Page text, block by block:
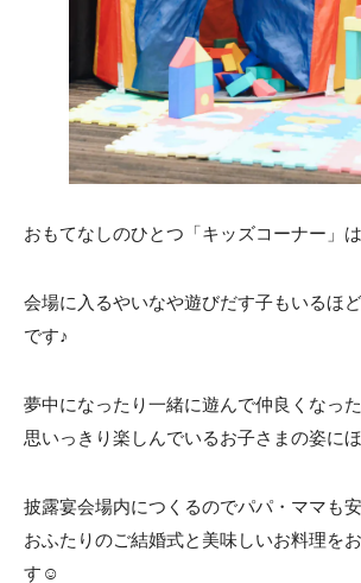
千草ホテル公式サイト
»プライバシーポリシー
おもてなしのひとつ「キッズコーナー」は
会場に入るやいなや遊びだす子もいるほ
です♪
夢中になったり一緒に遊んで仲良くなっ
思いっきり楽しんでいるお子さまの姿に
披露宴会場内につくるのでパパ・ママも
おふたりのご結婚式と美味しいお料理を
す☺